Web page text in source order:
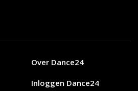
Over Dance24
Inloggen Dance24